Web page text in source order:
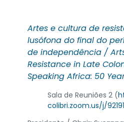
Artes e cultura de
lusófona do final do
de independência /
Resistance in Late
Speaking Africa: 50
Sala de Reuniões 2 (
colibri.zoom.us/j/